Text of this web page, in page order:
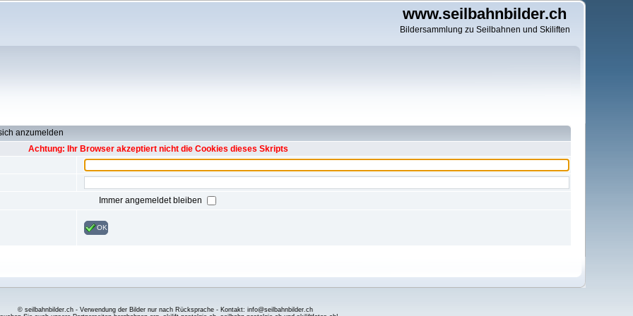
www.seilbahnbilder.ch
Bildersammlung zu Seilbahnen und Skiliften
anzumelden
Achtung: Ihr Browser akzeptiert nicht die Cookies dieses Skripts
Immer angemeldet bleiben
OK
© seilbahnbilder.ch - Verwendung der Bilder nur nach Rücksprache - Kontakt: info@seilbahnbilder.ch